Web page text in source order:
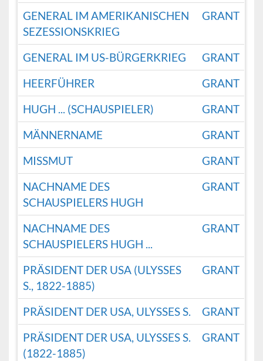
GENERAL IM AMERIKANISCHEN
SEZESSIONSKRIEG
GRANT
GENERAL IM US-BÜRGERKRIEG
GRANT
HEERFÜHRER
GRANT
HUGH ... (SCHAUSPIELER)
GRANT
MÄNNERNAME
GRANT
MISSMUT
GRANT
NACHNAME DES
SCHAUSPIELERS HUGH
GRANT
NACHNAME DES
SCHAUSPIELERS HUGH ...
GRANT
PRÄSIDENT DER USA (ULYSSES
S., 1822-1885)
GRANT
PRÄSIDENT DER USA, ULYSSES S.
GRANT
PRÄSIDENT DER USA, ULYSSES S.
(1822-1885)
GRANT